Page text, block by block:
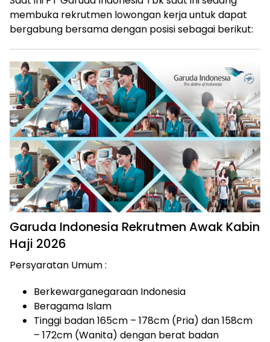
membuka rekrutmen lowongan kerja untuk dapat
bergabung bersama dengan posisi sebagai berikut:
Garuda Indonesia Rekrutmen Awak Kabin
Haji 2026
Persyaratan Umum :
Berkewarganegaraan Indonesia
Beragama Islam
Tinggi badan 165cm – 178cm (Pria) dan 158cm
– 172cm (Wanita) dengan berat badan